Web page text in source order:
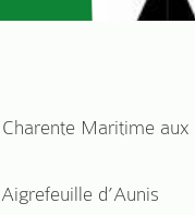
Charente Maritime
d’Aunis